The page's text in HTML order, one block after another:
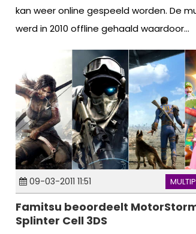
kan weer online gespeeld worden. De
werd in 2010 offline gehaald waardoor...
09-03-2011 11:51
Famitsu beoordeelt
Splinter Cell 3DS